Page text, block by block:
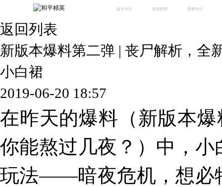
版本专区 游戏资料 赛事专区
体验服 视频中心 授权赛 腾
返回列表
新版本爆料第二弹 | 丧尸解析，全
小白裙
2019-06-20 18:57
在昨天的爆料（ 新版本
你能熬过几夜？ ）中，
玩法——暗夜危机，想必